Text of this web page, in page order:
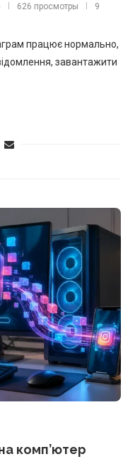
626 просмотры
9
працює нормально,
завантажити
комп’ютер